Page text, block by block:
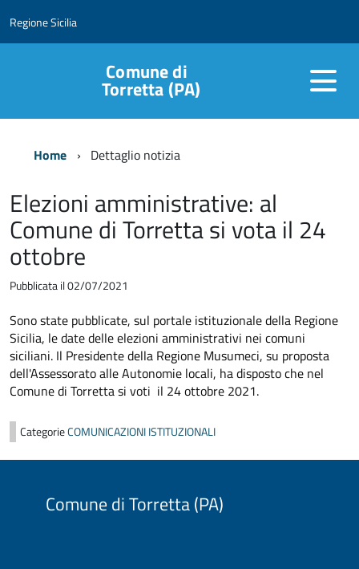
Regione Sicilia
Comune di
Torretta (PA)
Home Dettaglio notizia
Elezioni amministrative: al
Comune di Torretta si vota il 24
ottobre
Pubblicata il 02/07/2021
Sono state pubblicate, sul portale istituzionale della Regione
Sicilia, le date delle elezioni amministrativi nei comuni
siciliani. Il Presidente della Regione Musumeci, su proposta
dell'Assessorato alle Autonomie locali, ha disposto che nel
Comune di Torretta si voti il 24 ottobre 2021.
CategorieCOMUNICAZIONI ISTITUZIONALI
Comune di Torretta (PA)